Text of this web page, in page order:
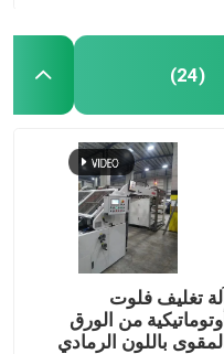
(24)
آلة تغليف فلوت
أوتوماتيكية من الورق
المقوى باللون الرمادي